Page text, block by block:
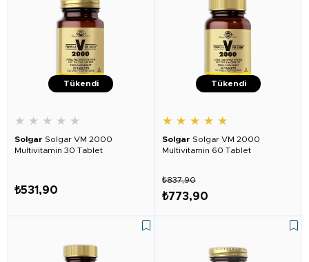
Tükendi
★ ★ ★ ★ ★
Solgar Solgar VM 2000
Multivitamin 30 Tablet
₺531,90
Tükendi
★ ★ ★ ★ ★
Solgar Solgar VM 2000
Multivitamin 60 Tablet
₺773,90
₺837,90